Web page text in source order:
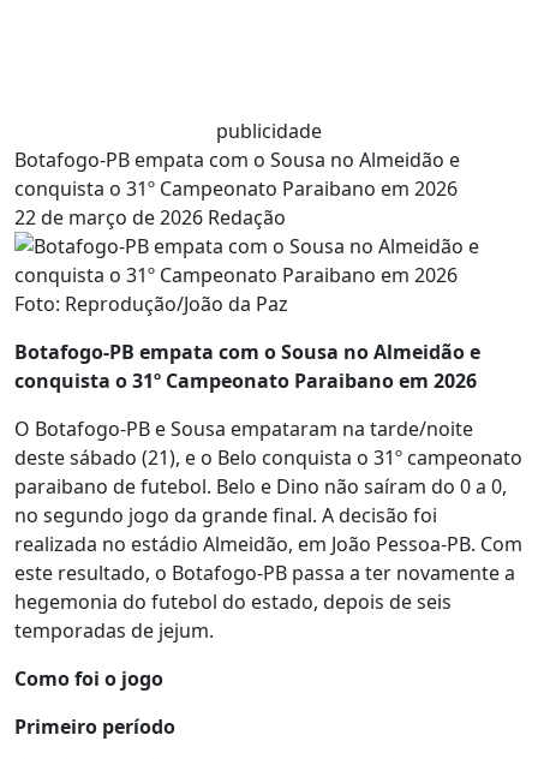
publicidade
Botafogo-PB empata com o Sousa no Almeidão e
conquista o 31º Campeonato Paraibano em 2026
22 de março de 2026 Redação
Foto: Reprodução/João da Paz
Botafogo-PB empata com o Sousa no Almeidão e
conquista o 31º Campeonato Paraibano em 2026
O Botafogo-PB e Sousa empataram na tarde/noite
deste sábado (21), e o Belo conquista o 31º campeonato
paraibano de futebol. Belo e Dino não saíram do 0 a 0,
no segundo jogo da grande final. A decisão foi
realizada no estádio Almeidão, em João Pessoa-PB. Com
este resultado, o Botafogo-PB passa a ter novamente a
hegemonia do futebol do estado, depois de seis
temporadas de jejum.
Como foi o jogo
Primeiro período